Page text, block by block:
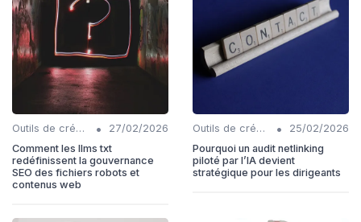
Outils de création de contenu automatisés •
27/02/2026
Comment les llms txt
redéfinissent la gouvernance
SEO des fichiers robots et
contenus web
Outils de création de contenu automatisés •
25/02/2026
Pourquoi un audit netlinking
piloté par l’IA devient
stratégique pour les dirigeants